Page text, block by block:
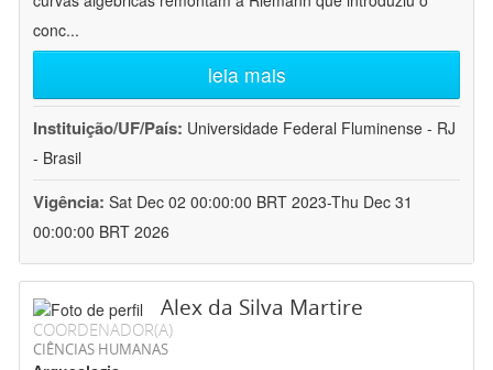
conc...
leia mais
Instituição/UF/País: Universidade Federal Fluminense - RJ
- Brasil
Vigência: Sat Dec 02 00:00:00 BRT 2023-Thu Dec 31
00:00:00 BRT 2026
Alex da Silva Martire
COORDENADOR(A)
CIÊNCIAS HUMANAS